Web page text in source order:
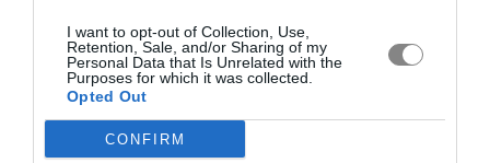
I want to opt-out of Collection, Use,
Retention, Sale, and/or Sharing of my
Personal Data that Is Unrelated with the
Purposes for which it was collected.
Opted Out
CONFIRM